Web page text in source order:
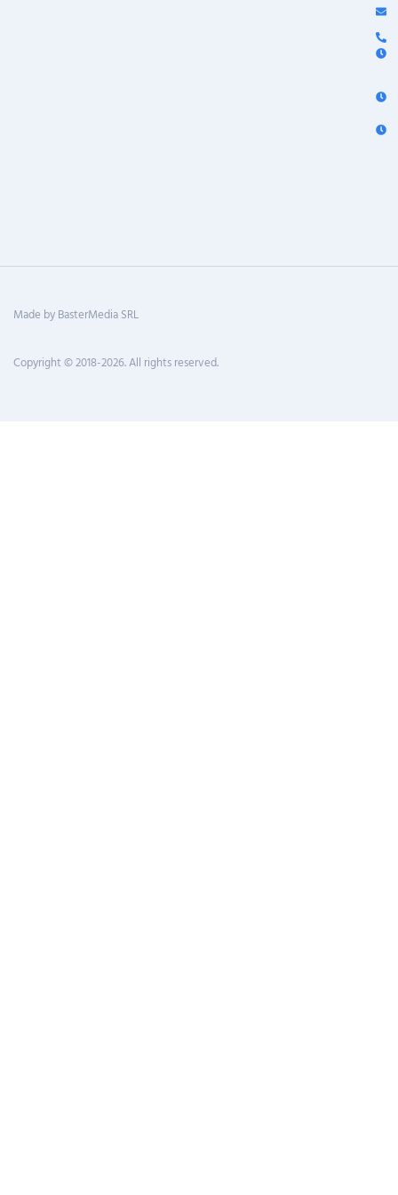
Made by BasterMedia SRL
Copyright © 2018-2026. All rights reserved.